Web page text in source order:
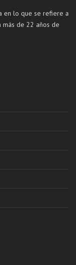
en lo que se refiere a
más de 22 años de